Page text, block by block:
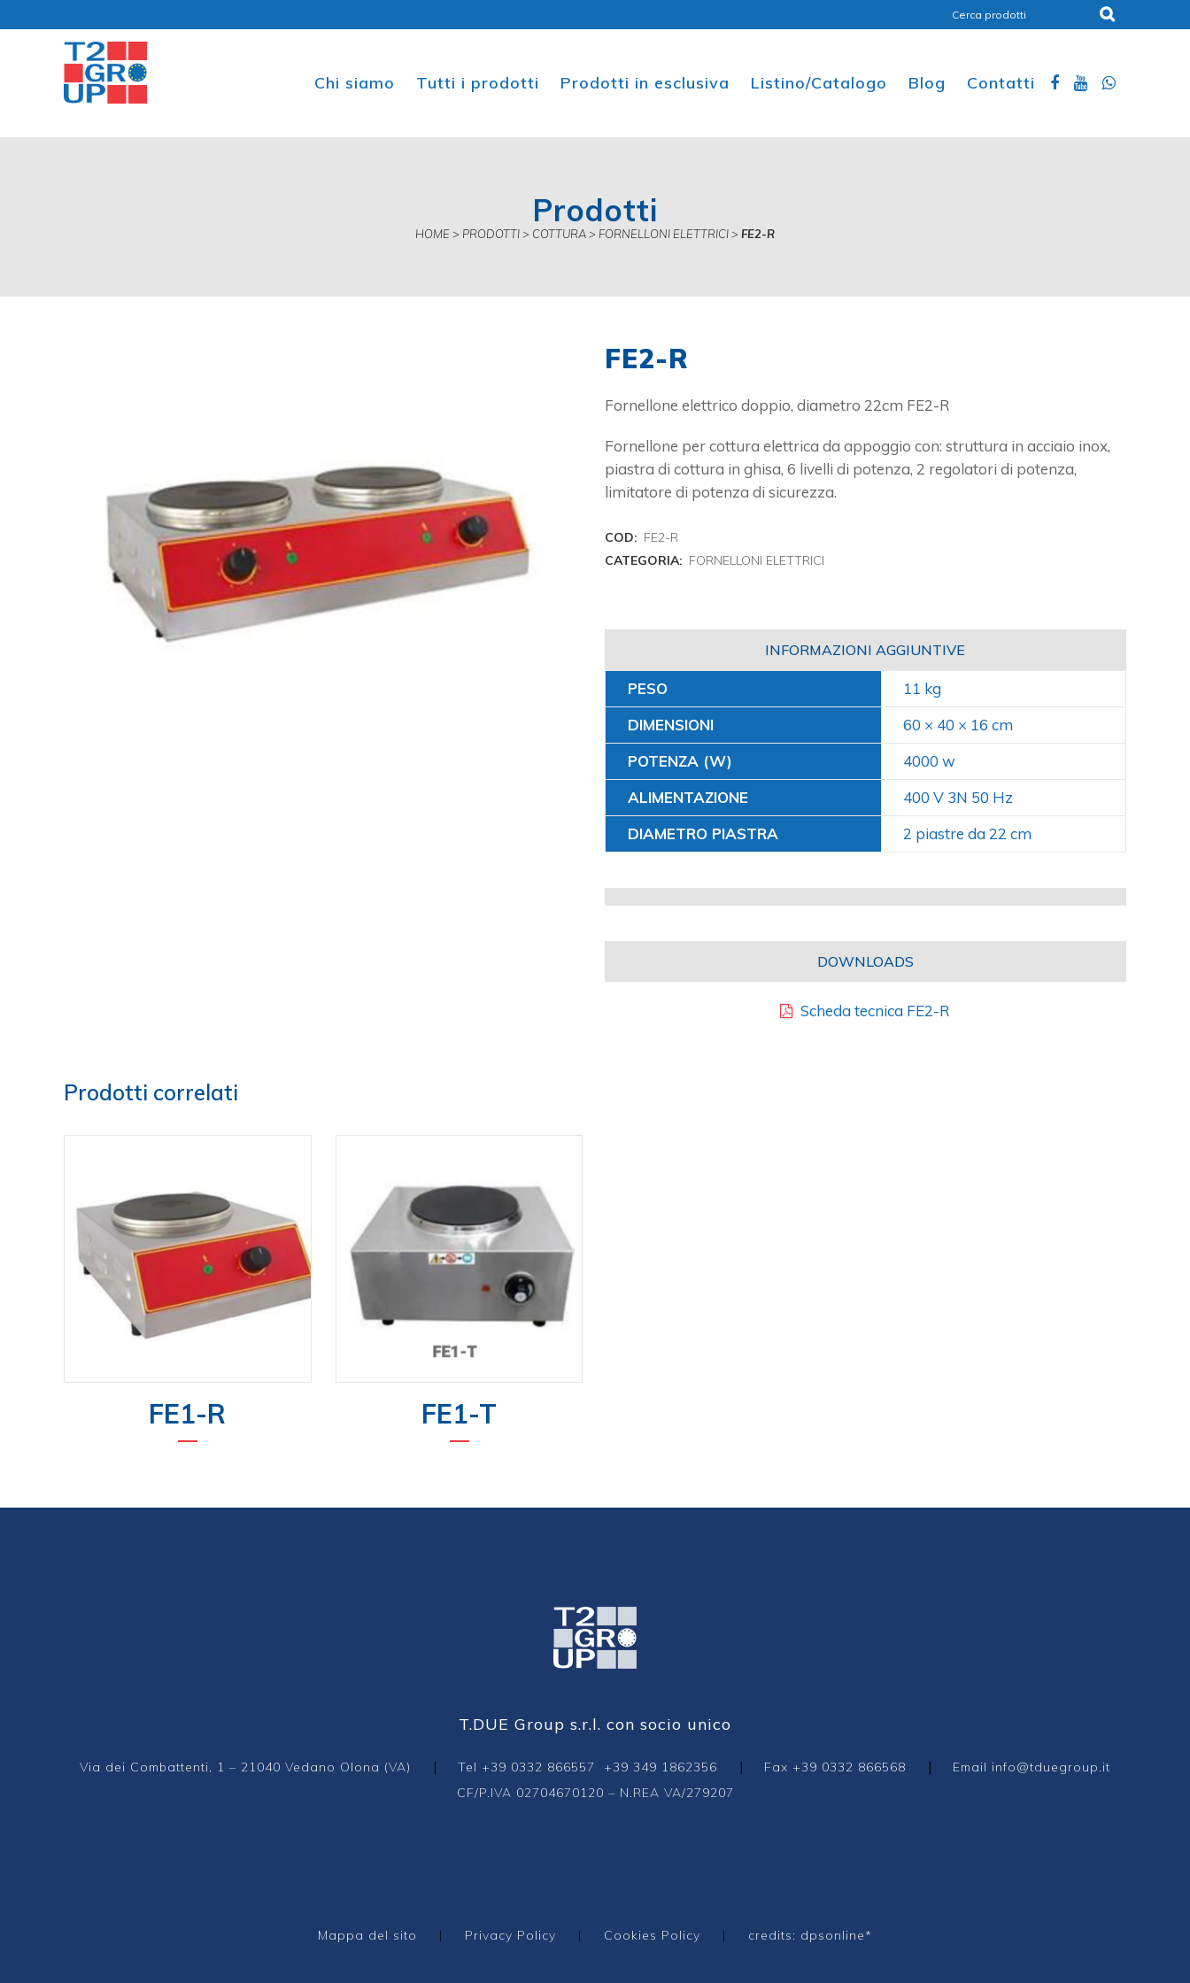
Chi siamo Tutti i prodotti Prodotti in esclusiva Listino/Catalogo Blog Contatti
Prodotti
HOME> PRODOTTI> COTTURA> FORNELLONI ELETTRICI> FE2-R
FE2-R
Fornellone elettrico doppio, diametro 22cm FE2-R
Fornellone per cottura elettrica da appoggio con: struttura in acciaio inox,
piastra di cottura in ghisa, 6 livelli di potenza, 2 regolatori di potenza,
limitatore di potenza di sicurezza.
COD: FE2-R
CATEGORIA: FORNELLONI ELETTRICI
INFORMAZIONI AGGIUNTIVE
PESO
11 kg
DIMENSIONI
60 × 40 × 16 cm
POTENZA (W)
4000
ALIMENTAZIONE
400 V 3N 50 Hz
DIAMETRO PIASTRA
2 piastre da 22 cm
DOWNLOADS
Scheda tecnica FE2-R
Prodotti correlati
FE1-R FE1-T
T.DUE Group s.r.l. con socio unico
Via dei Combattenti, 1 – 21040 Vedano Olona (VA) | Tel +39 0332 866557 +39 349 1862356 | Fax +39 0332 866568 | Email info@tduegroup.it
CF/P.IVA 02704670120 – N.REA VA/279207
Mappa del sito | Privacy Policy | Cookies Policy | credits: dpsonline*